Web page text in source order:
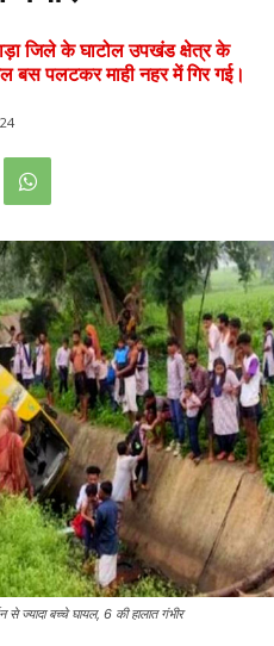
जिले के घाटोल उपखंड क्षेत्र के
बस पलटकर माही नहर में गिर गई।
ज्यादा बच्चे घायल, 6 की हालात गंभीर